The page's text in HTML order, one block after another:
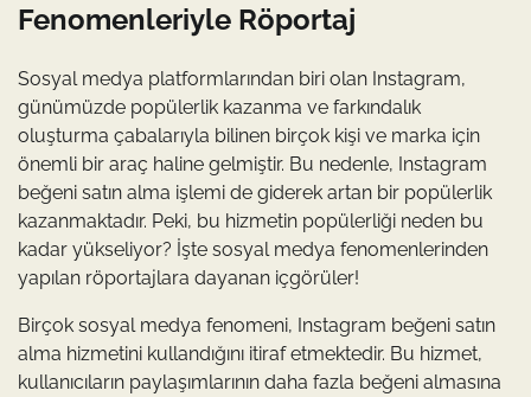
Fenomenleriyle Röportaj
Sosyal medya platformlarından biri olan Instagram,
günümüzde popülerlik kazanma ve farkındalık
oluşturma çabalarıyla bilinen birçok kişi ve marka için
önemli bir araç haline gelmiştir. Bu nedenle, Instagram
beğeni satın alma işlemi de giderek artan bir popülerlik
kazanmaktadır. Peki, bu hizmetin popülerliği neden bu
kadar yükseliyor? İşte sosyal medya fenomenlerinden
yapılan röportajlara dayanan içgörüler!
Birçok sosyal medya fenomeni, Instagram beğeni satın
alma hizmetini kullandığını itiraf etmektedir. Bu hizmet,
kullanıcıların paylaşımlarının daha fazla beğeni almasına